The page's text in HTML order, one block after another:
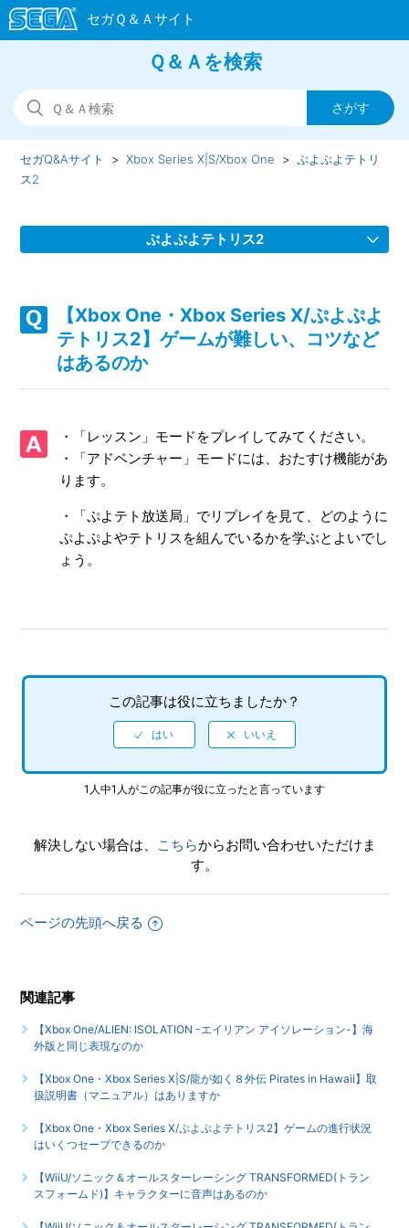
Ｑ＆Ａを検索
セガQ&Aサイト Xbox Series X|S/Xbox One
ぷよぷよテトリ
ス2
ぷよぷよテトリス2
難しい、コツなどはあるのか
【Xbox One・Xbox Series X/ぷよぷよテトリス2】ゲームの
進行状況はいくつセーブできるのか
とインターネット対戦ができるか
【Xbox One・Xbox Series X/ぷよぷよテトリス2】前作（ぷ
【Xbox One・Xbox Series X/ぷよぷよテトリス2】インター
ネット対戦は「Xbox Live Goldメンバーシップ」への加入が
【Xbox One・Xbox Series X/ぷよぷよテトリス2】実績は
デリバリー対応か
【Xbox One・Xbox Series X/ぷよぷよテトリス2】公式ホー
ムページはあるのか
【Xbox One・Xbox Series X/ぷよぷよ
テトリス2】ゲームが難しい、コツなど
はあるのか
・「レッスン」モードをプレイしてみてください。
・「アドベンチャー」モードには、おたすけ機能があ
ります。
・「ぷよテト放送局」でリプレイを見て、どのように
ぷよぷよやテトリスを組んでいるかを学ぶとよいでし
ょう。
この記事は役に立ちましたか？
1人中1人がこの記事が役に立ったと言っています
解決しない場合は、 こちらからお問い合わせいただけま
す。
ページの先頭へ戻る
関連記事
【Xbox One/ALIEN: ISOLATION -エイリアン アイソレーション-】海
外版と同じ表現なのか
【Xbox One・Xbox Series X|S/龍が如く８外伝 Pirates in Hawaii】取
扱説明書（マニュアル）はありますか
【Xbox One・Xbox Series X/ぷよぷよテトリス2】ゲームの進行状況
はいくつセーブできるのか
【WiiU/ソニック＆オールスターレーシング TRANSFORMED(トラン
スフォームド)】キャラクターに音声はあるのか